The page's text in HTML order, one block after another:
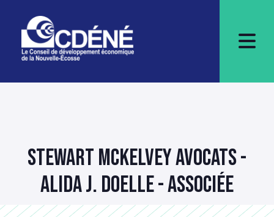
STEWART MCKELVEY AVOCATS -
ALIDA J. DOELLE - ASSOCIÉE